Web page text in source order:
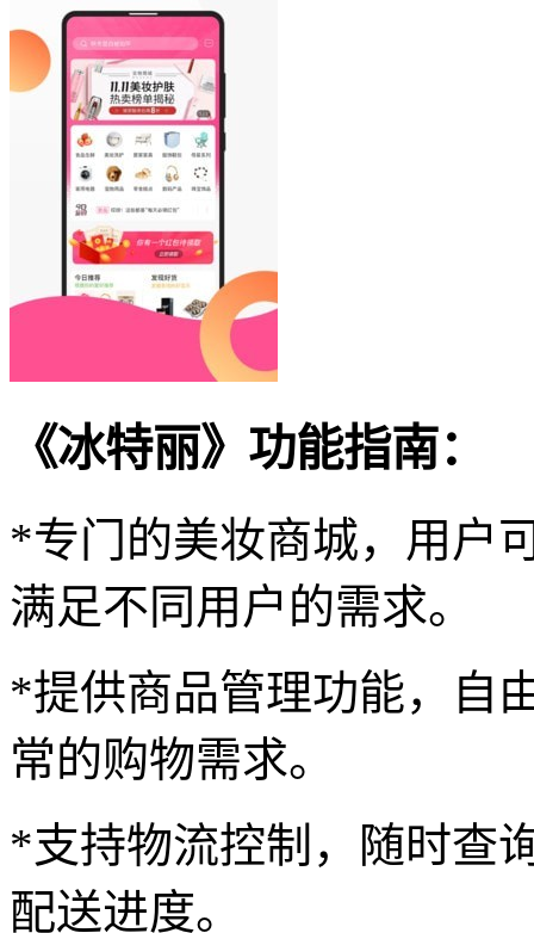
《冰特丽》功能指南：
*专门的美妆商城，用户
满足不同用户的需求。
*提供商品管理功能，自
常的购物需求。
*支持物流控制，随时查
配送进度。